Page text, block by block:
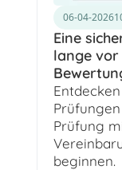
06-04-2026
Eine
lange vor
Prüfung
beginnen.